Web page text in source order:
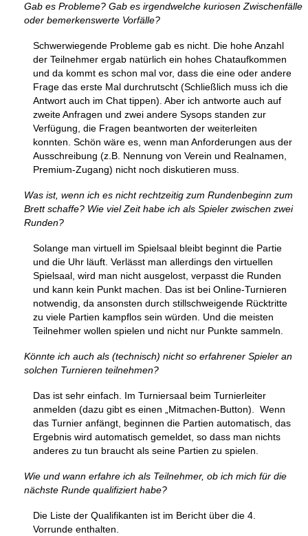
Gab es Probleme? Gab es irgendwelche kuriosen Zwischenfälle
oder bemerkenswerte Vorfälle?
Schwerwiegende Probleme gab es nicht. Die hohe Anzahl
der Teilnehmer ergab natürlich ein hohes Chataufkommen
und da kommt es schon mal vor, dass die eine oder andere
Frage das erste Mal durchrutscht (Schließlich muss ich die
Antwort auch im Chat tippen). Aber ich antworte auch auf
zweite Anfragen und zwei andere Sysops standen zur
Verfügung, die Fragen beantworten der weiterleiten
konnten. Schön wäre es, wenn man Anforderungen aus der
Ausschreibung (z.B. Nennung von Verein und Realnamen,
Premium-Zugang) nicht noch diskutieren muss.
Was ist, wenn ich es nicht rechtzeitig zum Rundenbeginn zum
Brett schaffe? Wie viel Zeit habe ich als Spieler zwischen zwei
Runden?
Solange man virtuell im Spielsaal bleibt beginnt die Partie
und die Uhr läuft. Verlässt man allerdings den virtuellen
Spielsaal, wird man nicht ausgelost, verpasst die Runden
und kann kein Punkt machen. Das ist bei Online-Turnieren
notwendig, da ansonsten durch stillschweigende Rücktritte
zu viele Partien kampflos sein würden. Und die meisten
Teilnehmer wollen spielen und nicht nur Punkte sammeln.
Könnte ich auch als (technisch) nicht so erfahrener Spieler an
solchen Turnieren teilnehmen?
Das ist sehr einfach. Im Turniersaal beim Turnierleiter
anmelden (dazu gibt es einen „Mitmachen-Button). Wenn
das Turnier anfängt, beginnen die Partien automatisch, das
Ergebnis wird automatisch gemeldet, so dass man nichts
anderes zu tun braucht als seine Partien zu spielen.
Wie und wann erfahre ich als Teilnehmer, ob ich mich für die
nächste Runde qualifiziert habe?
Die Liste der Qualifikanten ist im Bericht über die 4.
Vorrunde enthalten.